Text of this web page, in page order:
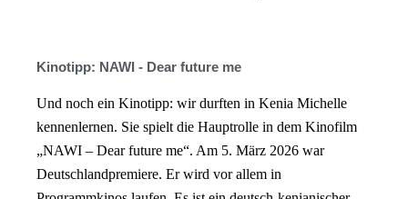
Kinotipp: NAWI - Dear future me
Und noch ein Kinotipp: wir durften in Kenia Michelle
kennenlernen. Sie spielt die Hauptrolle in dem Kinofilm
„NAWI – Dear future me“. Am 5. März 2026 war
Deutschlandpremiere. Er wird vor allem in